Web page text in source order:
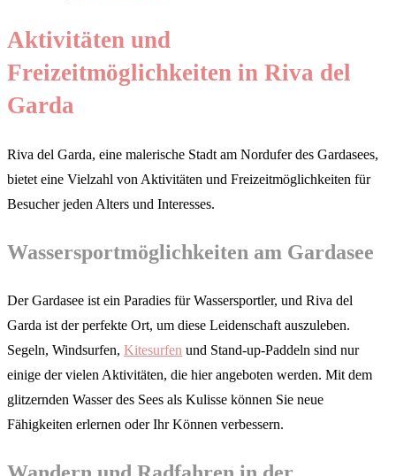
Aktivitäten und
Freizeitmöglichkeiten in Riva del
Garda
Riva del Garda, eine malerische Stadt am Nordufer des Gardasees,
bietet eine Vielzahl von Aktivitäten und Freizeitmöglichkeiten für
Besucher jeden Alters und Interesses.
Wassersportmöglichkeiten am Gardasee
Der Gardasee ist ein Paradies für Wassersportler, und Riva del
Garda ist der perfekte Ort, um diese Leidenschaft auszuleben.
Segeln, Windsurfen, Kitesurfen und Stand-up-Paddeln sind nur
einige der vielen Aktivitäten, die hier angeboten werden. Mit dem
glitzernden Wasser des Sees als Kulisse können Sie neue
Fähigkeiten erlernen oder Ihr Können verbessern.